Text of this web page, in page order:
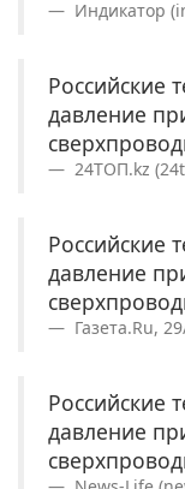
Индикатор
Российские
давление
24ТОП.kz
Российские
давление
Газета.Ru,
Российские
давление